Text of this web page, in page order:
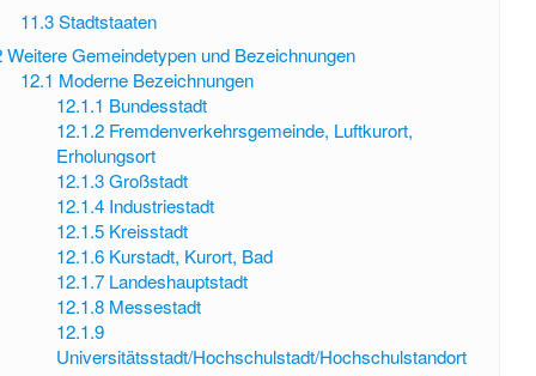
11.3 Stadtstaaten
Weitere Gemeindetypen und Bezeichnungen
12.1 Moderne Bezeichnungen
12.1.1 Bundesstadt
12.1.2 Fremdenverkehrsgemeinde, Luftkurort,
Erholungsort
12.1.3Großstadt
12.1.4 Industriestadt
12.1.5 Kreisstadt
12.1.6 Kurstadt, Kurort, Bad
12.1.7 Landeshauptstadt
12.1.8 Messestadt
12.1.9
Universitätsstadt/Hochschulstadt/Hochschulstandort